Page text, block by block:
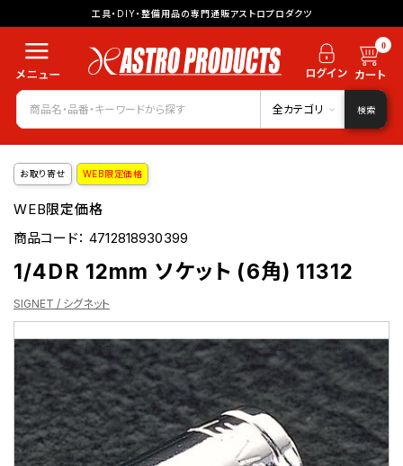
工具・DIY・整備用品の専門通販アストロプロダクツ
0
全カテゴリ 検索
お取り寄せ WEB限定価格
WEB限定価格
商品コード：4712818930399
1/4DR 12mm ソケット (6角) 11312
SIGNET / シグネット